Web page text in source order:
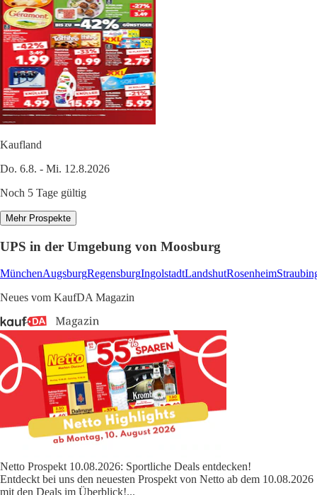
Kaufland
Do. 6.8. - Mi. 12.8.2026
Noch 5 Tage gültig
Mehr Prospekte
UPS in der Umgebung von Moosburg
MünchenAugsburgRegensburgIngolstadtLandshutRosenheim
Neues vom KaufDA Magazin
Netto Prospekt 10.08.2026: Sportliche Deals entdecken!
Entdeckt bei uns den neuesten Prospekt von Netto ab dem 10.08.2026
mit den Deals im Überblick!...